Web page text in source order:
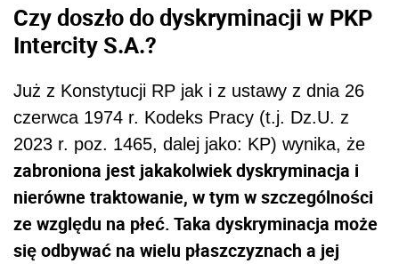
Czy doszło do dyskryminacji w PKP
Intercity S.A.?
Już z Konstytucji RP jak i z ustawy z dnia 26
czerwca 1974 r. Kodeks Pracy (t.j. Dz.U. z
2023 r. poz. 1465, dalej jako: KP) wynika, że
zabroniona jest jakakolwiek dyskryminacja i
nierówne traktowanie, w tym w szczególności
ze względu na płeć. Taka dyskryminacja może
się odbywać na wielu płaszczyznach a jej